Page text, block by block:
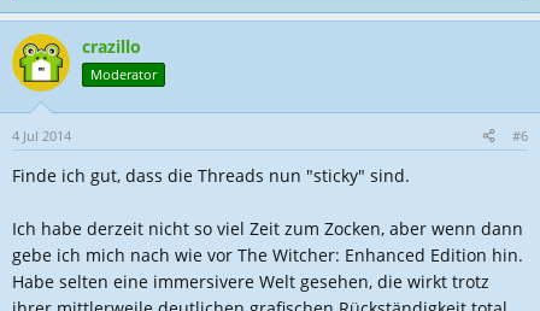
e
k
t
o
n
e
n
crazillo
Moderator
4 Jul 2014 #6
Finde ich gut, dass die Threads nun "sticky" sind.
Ich habe derzeit nicht so viel Zeit zum Zocken, aber wenn dann
gebe ich mich nach wie vor The Witcher: Enhanced Edition hin.
Habe selten eine immersivere Welt gesehen, die wirkt trotz